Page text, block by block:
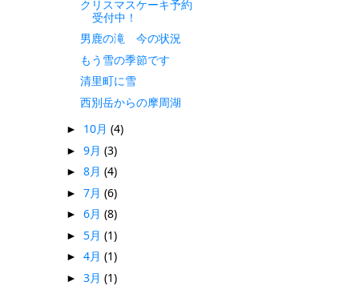
クリスマスケーキ予約
受付中！
男鹿の滝 今の状況
もう雪の季節です
清里町に雪
西別岳からの摩周湖
► 10月 (4)
► 9月 (3)
► 8月 (4)
► 7月 (6)
► 6月 (8)
► 5月 (1)
► 4月 (1)
► 3月 (1)